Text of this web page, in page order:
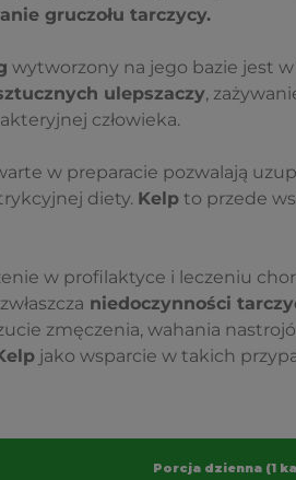
gruczołu tarczycy.
wytworzony na jego bazie jest w
ulepszaczy,
człowieka.
w preparacie pozwalają
diety. Kelpto przede
w profilaktyce i leczeniu
niedoczynności
zmęczenia, wahania
jako wsparcie w takich
Porcja dzienna (1